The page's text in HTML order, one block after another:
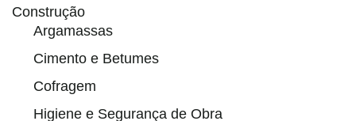
Construção
Argamassas
Cimento e Betumes
Cofragem
Higiene e Segurança de Obra